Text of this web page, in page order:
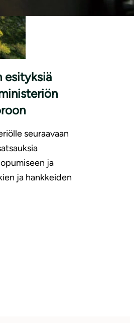
esityksiä
seuraavaan
ja
ja hankkeiden